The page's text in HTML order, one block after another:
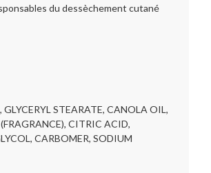
du dessèchement cutané
STEARATE, CANOLA OIL,
CITRIC ACID,
CARBOMER, SODIUM